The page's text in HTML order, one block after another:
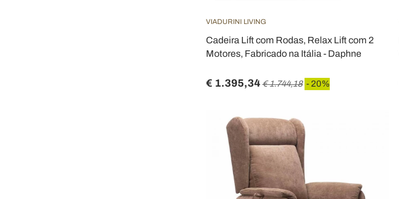
VIADURINI LIVING
Cadeira Lift com Rodas, Relax Lift com 2
Motores, Fabricado na Itália - Daphne
€ 1.395,34€ 1.744,18 - 20%